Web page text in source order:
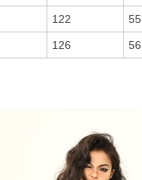
122 55
126 56